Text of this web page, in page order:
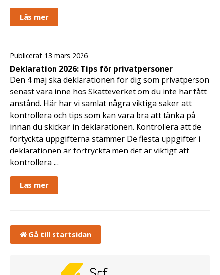
Läs mer
Publicerat 13 mars 2026
Deklaration 2026: Tips för privatpersoner
Den 4 maj ska deklarationen för dig som privatperson
senast vara inne hos Skatteverket om du inte har fått
anstånd. Här har vi samlat några viktiga saker att
kontrollera och tips som kan vara bra att tänka på
innan du skickar in deklarationen. Kontrollera att de
förtyckta uppgifterna stämmer De flesta uppgifter i
deklarationen är förtryckta men det är viktigt att
kontrollera …
Läs mer
Gå till startsidan